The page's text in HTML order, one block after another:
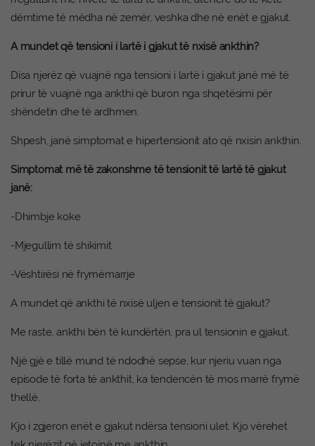
dëmtime të mëdha në zemër, veshka dhe në enët e gjakut.
A mundet që tensioni i lartë i gjakut të nxisë ankthin?
Disa njerëz që vuajnë nga tensioni i lartë i gjakut janë më të
prirur të vuajnë nga ankthi që buron nga shqetësimi për
shëndetin dhe të ardhmen.
Shpesh, janë simptomat e hipertensionit ato që nxisin ankthin.
Simptomat më të zakonshme të tensionit të lartë të gjakut
janë:
-Dhimbje koke
-Mjegullim të shikimit
-Vështirësi në frymëmarrje
A mundet që ankthi të nxisë uljen e tensionit të gjakut?
Me raste, ankthi bën të kundërtën, pra ul tensionin e gjakut.
Një gjë e tillë mund të ndodhë sepse, kur njeriu vuan nga
episode të forta të ankthit, ka tendencën të mos marrë frymë
thellë.
Kjo i zgjeron enët e gjakut ndërsa tensioni ulet. Kjo vërehet